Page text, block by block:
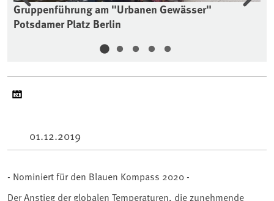
Gruppenführung am "Urbanen Gewässer"
Potsdamer Platz Berlin
01.12.2019
- Nominiert für den Blauen Kompass 2020 -
Der Anstieg der globalen Temperaturen, die zunehmende